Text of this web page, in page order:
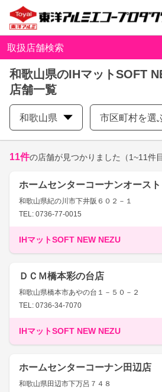
取扱店舗検索
和歌山県のIHマットSOFT
店舗一覧
和歌山県 市区町村を選
11件の店舗が見つかりました （1~11件
ホームセンターコーナンオースト
和歌山県紀の川市下井阪６０２－１
TEL: 0736-77-0015
IHマットSOFT NEW NEZU
ＤＣＭ橋本彩の台店
和歌山県橋本市あやの台１－５０－２
TEL: 0736-34-7070
IHマットSOFT NEW NEZU
ホームセンターコーナン田辺店
和歌山県田辺市下万呂７４８